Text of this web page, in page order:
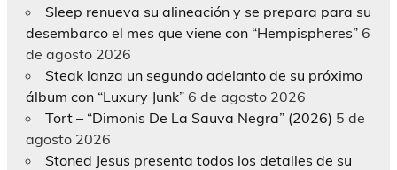
Sleep renueva su alineación y se prepara para su
desembarco el mes que viene con “Hempispheres” 6
de agosto 2026
Steak lanza un segundo adelanto de su próximo
álbum con “Luxury Junk” 6 de agosto 2026
Tort – “Dimonis De La Sauva Negra” (2026) 5 de
agosto 2026
Stoned Jesus presenta todos los detalles de su